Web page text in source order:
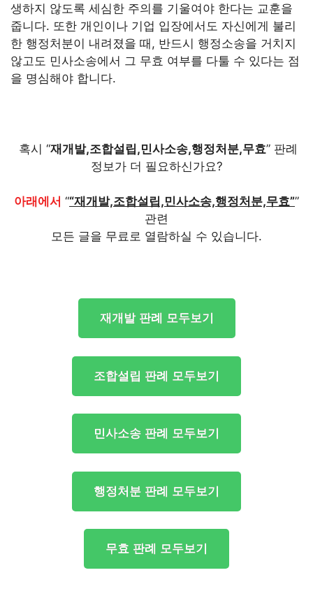
생하지 않도록 세심한 주의를 기울여야 한다는 교훈을
줍니다. 또한 개인이나 기업 입장에서도 자신에게 불리
한 행정처분이 내려졌을 때, 반드시 행정소송을 거치지
않고도 민사소송에서 그 무효 여부를 다툴 수 있다는 점
을 명심해야 합니다.
혹시 “재개발,조합설립,민사소송,행정처분,무효” 판례
정보가 더 필요하신가요?
아래에서 ““재개발,조합설립,민사소송,행정처분,무효””
관련
모든 글을 무료로 열람하실 수 있습니다.
재개발 판례 모두보기
조합설립 판례 모두보기
민사소송 판례 모두보기
행정처분 판례 모두보기
무효 판례 모두보기